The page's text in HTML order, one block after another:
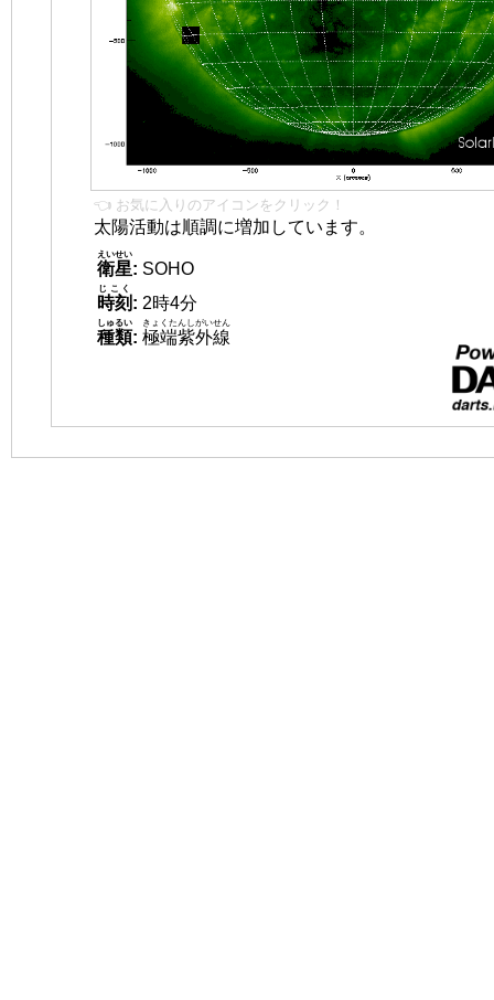
👈 お気に入りのアイコンをクリック！
太陽活動は順調に増加しています。
衛星
えいせい
: SOHO
時刻
じこく
: 2時4分
種類
しゅるい
: 極端紫外線
きょくたんしがいせん